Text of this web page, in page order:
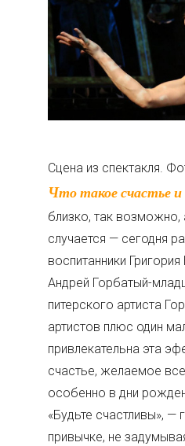
Сцена из спектакля.
Что такое счастье и почему оно так
близко, так возможно,
случается — сегодня
воспитанники
Андрей Горбатый-
питерского артиста
артистов плюс один
привлекательна эта
счастье, желаемое
особенно в дни
«Будьте счастливы», —
привычке, не